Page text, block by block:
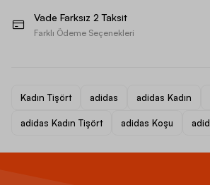
Vade Farksız 2 Taksit
Farklı Ödeme Seçenekleri
Kadın Tişört adidas adidas Kadın
adidas Kadın Tişört adidas Koşu